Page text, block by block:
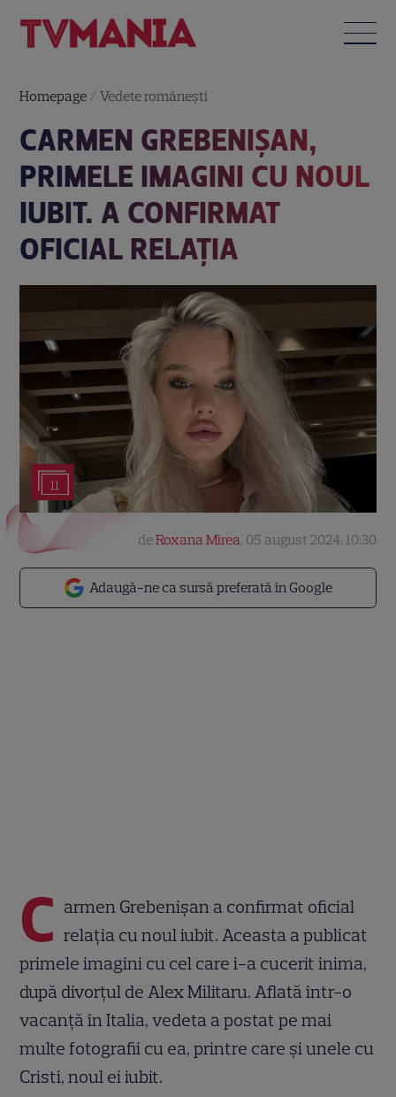
Homepage /Vedete româneşti
CARMEN GREBENIȘAN,
PRIMELE IMAGINI CU NOUL
IUBIT. A CONFIRMAT
OFICIAL RELAȚIA
11
Adaugă-ne ca sursă preferată în Google
deRoxana Mirea, 05 august 2024, 10:30
C armen Grebenișan a confirmat oficial
relația cu noul iubit. Aceasta a publicat
primele imagini cu cel care i-a cucerit inima,
după divorțul de Alex Militaru. Aflată într-o
vacanță în Italia, vedeta a postat pe mai
multe fotografii cu ea, printre care și unele cu
Cristi, noul ei iubit.